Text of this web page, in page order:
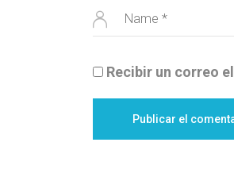
Recibir un correo